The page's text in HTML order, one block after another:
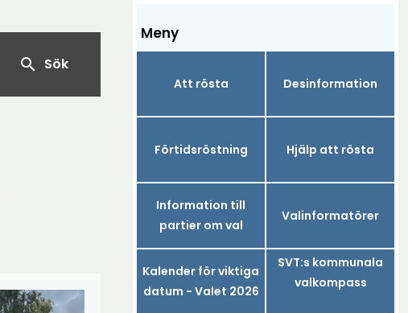
search Sök
Meny
Att rösta Desinformation
Förtidsröstning Hjälp att rösta
Information till
partier om val
Valinformatörer
Kalender för viktiga
datum - Valet 2026
SVT:s kommunala
valkompass